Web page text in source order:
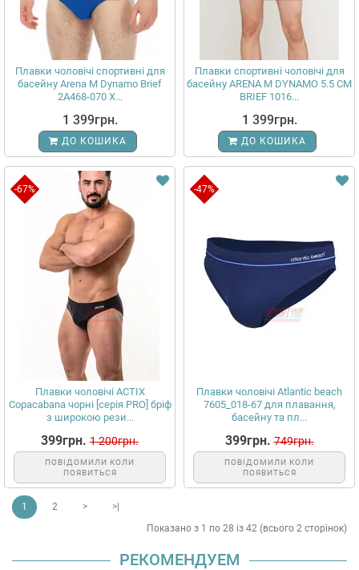
Плавки чоловічі спортивні для
басейну Arena M Dynamo Brief
2A468-070 X...
1 399грн.
ДО КОШИКА
Плавки спортивні чоловічі для
басейну ARENA M DYNAMO 5.5 CM
BRIEF 1016...
1 399грн.
ДО КОШИКА
-67%
Плавки чоловічі ACTIX
Copacabana чорні [серія PRO] бріф
з широкою рези...
399грн. 1 200грн.
ПОВІДОМИЛИ КОЛИ
ПОЯВИТЬСЯ
-47%
Плавки чоловічі Atlantic beach
7605_018-67 для плавання,
басейну та пл...
399грн. 749грн.
ПОВІДОМИЛИ КОЛИ
ПОЯВИТЬСЯ
1 2 >
>|
Показано з 1 по 28 із 42 (всього 2 сторінок)
РЕКОМЕНДУЕМ